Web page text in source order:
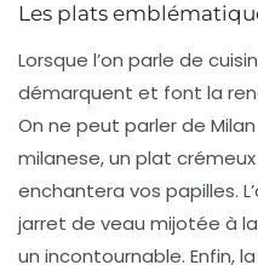
Les plats
Lorsque l’on parle de
démarquent et font la
On ne peut parler de
milanese, un plat
enchantera vos papilles. L’
jarret de veau mijotée à
un incontournable. Enfin, la